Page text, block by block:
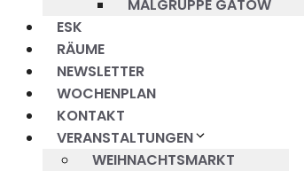
MALGRUPPE GATOW
ESK
RÄUME
NEWSLETTER
WOCHENPLAN
KONTAKT
VERANSTALTUNGEN
WEIHNACHTSMARKT